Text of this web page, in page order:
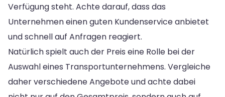
Verfügung steht. Achte darauf, dass das
Unternehmen einen guten Kundenservice anbietet
und schnell auf Anfragen reagiert.
Natürlich spielt auch der Preis eine Rolle bei der
Auswahl eines Transportunternehmens. Vergleiche
daher verschiedene Angebote und achte dabei